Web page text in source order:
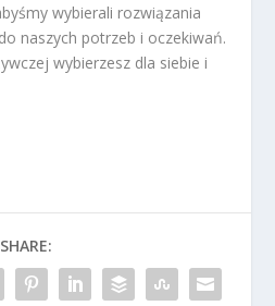
wybierali rozwiązania
naszych potrzeb i oczekiwań.
wybierzesz dla siebie i
SHARE: